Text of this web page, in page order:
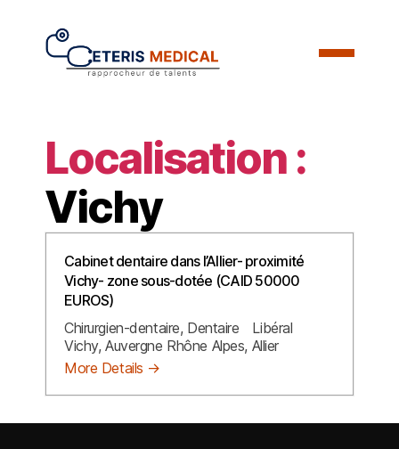
Localisation :
Vichy
Cabinet dentaire dans l’Allier- proximité
Vichy- zone sous-dotée (CAID 50000
EUROS)
Chirurgien-dentaire Dentaire
Libéral
Vichy Auvergne Rhône Alpes Allier
More Details